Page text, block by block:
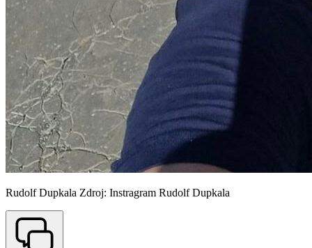
Rudolf Dupkala Zdroj: Instragram Rudolf Dupkala